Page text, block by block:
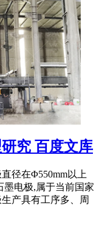
究 百度文库
径在Φ550mm以上
墨电极,属于当前国家
产具有工序多、周